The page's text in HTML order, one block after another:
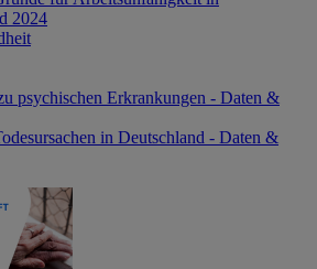
2024
psychischen Erkrankungen - Daten &
in Deutschland - Daten &